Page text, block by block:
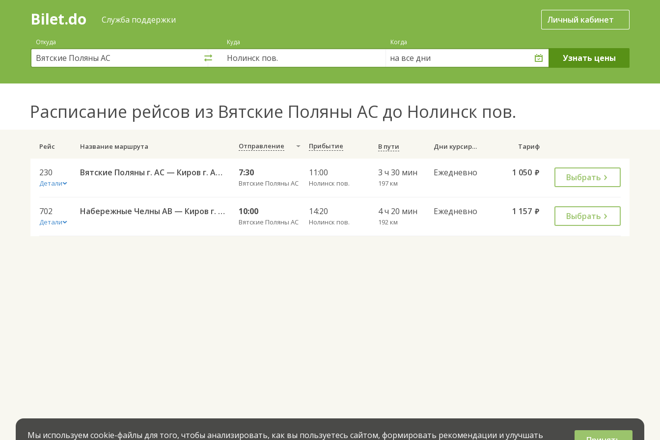
Поиск
покупка
билетов
автобус
онлайн
Bilet.do Служба поддержки Личный кабинет
Откуда Куда Когда
на все дни
Расписание рейсов из Вятские Поляны АС до Нолинск пов.
Рейс Название маршрута Отправление Прибытие В пути Дни курсирования Тариф
230
Детали
Вятские Поляны г. АС — Киров г. АВ 230 7:30
Вятские Поляны АС
11:00
Нолинск пов.
3 ч 30 мин
197 км
Ежедневно 1 050 руб. Выбрать
702
Детали
Набережные Челны АВ — Киров г. АВ 702 10:00
Вятские Поляны АС
14:20
Нолинск пов.
4 ч 20 мин
192 км
Ежедневно 1 157 руб. Выбрать
Мы используем cookie-файлы для того, чтобы анализировать, как вы пользуетесь сайтом, формировать рекомендации и улучшать